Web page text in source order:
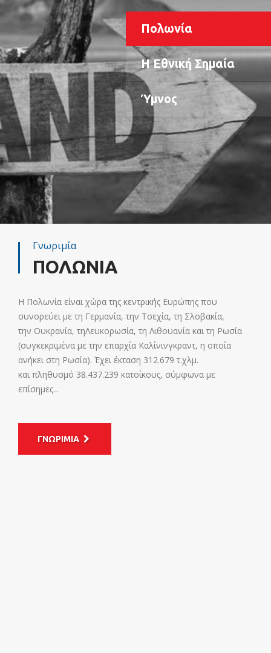
Πολωνία
Η Εθνική Σημαία
Ύμνος
Γνωριμία
ΠΟΛΩΝΙΑ
Η Πολωνία είναι χώρα της κεντρικής Ευρώπης που
συνορεύει με τη Γερμανία, την Τσεχία, τη Σλοβακία,
την Ουκρανία, τηΛευκορωσία, τη Λιθουανία και τη Ρωσία
(συγκεκριμένα με την επαρχία Καλίνινγκραντ, η οποία
ανήκει στη Ρωσία). Έχει έκταση 312.679 τ.χλμ.
και πληθυσμό 38.437.239 κατοίκους, σύμφωνα με
επίσημες...
ΓΝΩΡΙΜΙΑ